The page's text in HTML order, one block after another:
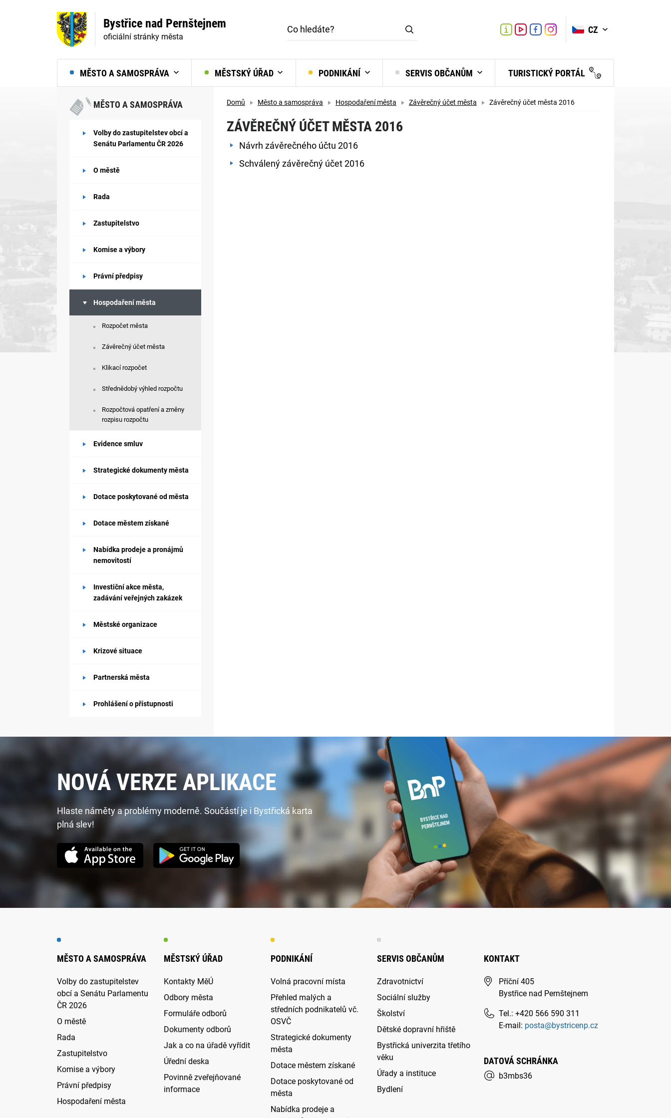
MĚSTO A SAMOSPRÁVA MĚSTSKÝ ÚŘAD PODNIKÁNÍ SERVIS OBČANŮM TURISTICKÝ PORTÁL
Bystřice nad Pernštejnem
oficiální stránky města
Turistické
centrum
LinkLinkLink
CZ
MĚSTO A SAMOSPRÁVA
Volby do zastupitelstev obcí a
Senátu Parlamentu ČR 2026
O městě
Rada
Zastupitelstvo
Komise a výbory
Právní předpisy
Hospodaření města
Rozpočet města
Závěrečný účet města
Klikací rozpočet
Střednědobý výhled rozpočtu
Rozpočtová opatření a změny
rozpisu rozpočtu
Evidence smluv
Strategické dokumenty města
Dotace poskytované od města
Dotace městem získané
Nabídka prodeje a pronájmů
nemovitostí
Investiční akce města,
zadávání veřejných zakázek
Městské organizace
Krizové situace
Partnerská města
Prohlášení o přístupnosti
Domů Město a samospráva Hospodaření města Závěrečný účet města Závěrečný účet města 2016
ZÁVĚREČNÝ ÚČET MĚSTA 2016
Návrh závěrečného účtu 2016
Schválený závěrečný účet 2016
NOVÁ VERZE APLIKACE
Hlaste náměty a problémy moderně. Součástí je i Bystřická karta
plná slev!
MĚSTO A SAMOSPRÁVA
Volby do zastupitelstev
obcí a Senátu Parlamentu
ČR 2026
O městě
Rada
Zastupitelstvo
Komise a výbory
Právní předpisy
Hospodaření města
MĚSTSKÝ ÚŘAD
Kontakty MěÚ
Odbory města
Formuláře odborů
Dokumenty odborů
Jak a co na úřadě vyřídit
Úřední deska
Povinně zveřejňované
informace
PODNIKÁNÍ
Volná pracovní místa
Přehled malých a
středních podnikatelů vč.
OSVČ
Strategické dokumenty
města
Dotace městem získané
Dotace poskytované od
města
Nabídka prodeje a
SERVIS OBČANŮM
Zdravotnictví
Sociální služby
Školství
Dětské dopravní hřiště
Bystřická univerzita třetího
věku
Úřady a instituce
Bydlení
KONTAKT
Příční 405
Bystřice nad Pernštejnem
Tel.: +420 566 590 311
E-mail: posta@bystricenp.cz
DATOVÁ SCHRÁNKA
b3mbs36